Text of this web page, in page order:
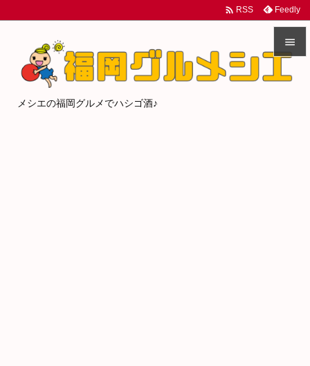


 RSS Feedly
メシエの福岡グルメでハシゴ酒♪